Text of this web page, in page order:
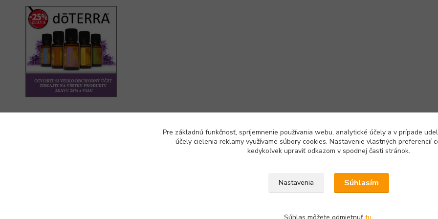
Google PlusFacebook Google Moja firma
Pre základnú funkčnosť, spríjemnenie používania webu, analytické účely a v prípade
účely cielenia reklamy využívame súbory cookies. Nastavenie vlastných preferencií
kedykoľvek upraviť odkazom v spodnej časti stránok.
Nastavenia Súhlasím